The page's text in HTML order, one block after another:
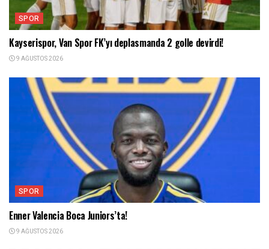
SPOR
Kayserispor, Van Spor FK’yı deplasmanda 2 golle devirdi!
9 AĞUSTOS 2026
SPOR
Enner Valencia Boca Juniors’ta!
9 AĞUSTOS 2026